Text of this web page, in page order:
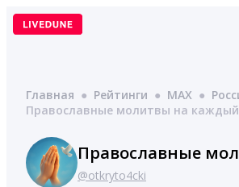
Перейти
Главная ● Рейтинги ● MAX ●
Православные молитвы на
@otkryto4cki